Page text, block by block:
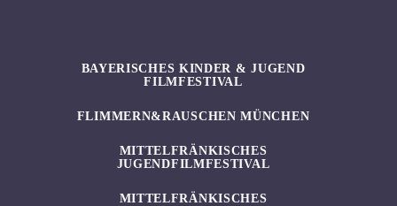
BAYERISCHES KINDER & JUGEND
FILMFESTIVAL
FLIMMERN&RAUSCHEN MÜNCHEN
MITTELFRÄNKISCHES
JUGENDFILMFESTIVAL
MITTELFRÄNKISCHES